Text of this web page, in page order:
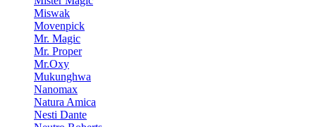
Miswak
Movenpick
Mr. Magic
Mr. Proper
Mr.Oxy
Mukunghwa
Nanomax
Natura Amica
Nesti Dante